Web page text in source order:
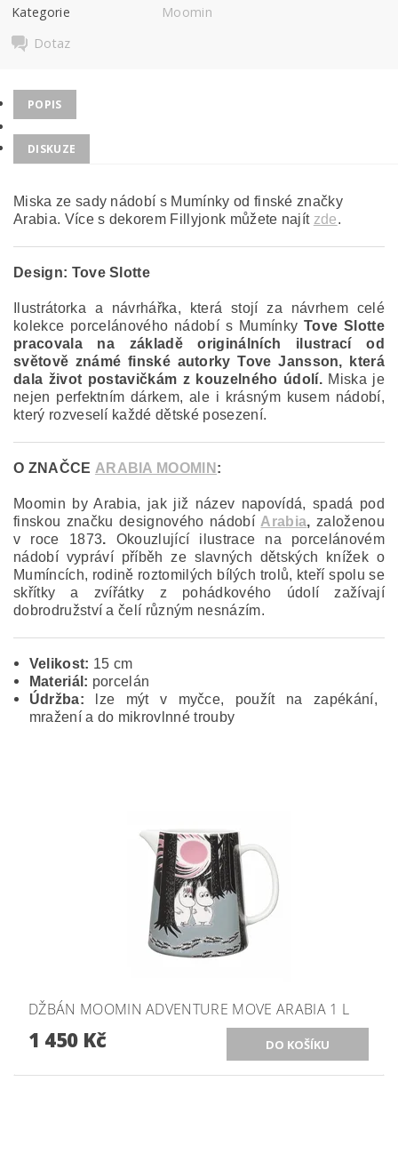
Kategorie
Moomin
Dotaz
POPIS
DISKUZE
Miska ze sady nádobí s Mumínky od finské značky
Arabia. Více s dekorem Fillyjonk můžete najít zde.
Design: Tove Slotte
Ilustrátorka a návrhářka, která stojí za návrhem celé
kolekce porcelánového nádobí s Mumínky Tove Slotte
pracovala na základě originálních ilustrací od
světově známé finské autorky Tove Jansson, která
dala život postavičkám z kouzelného údolí. Miska je
nejen perfektním dárkem, ale i krásným kusem nádobí,
který rozveselí každé dětské posezení.
O ZNAČCE ARABIA MOOMIN :
Moomin by Arabia, jak již název napovídá, spadá pod
finskou značku designového nádobí Arabia, založenou
v roce 1873. Okouzlující ilustrace na porcelánovém
nádobí vypráví příběh ze slavných dětských knížek o
Mumíncích, rodině roztomilých bílých trolů, kteří spolu se
skřítky a zvířátky z pohádkového údolí zažívají
dobrodružství a čelí různým nesnázím.
Velikost: 15 cm
Materiál: porcelán
Údržba:
lze mýt v myčce, použít na zapékání,
mražení a do mikrovlnné trouby
DŽBÁN MOOMIN ADVENTURE MOVE ARABIA 1 L
1 450 Kč